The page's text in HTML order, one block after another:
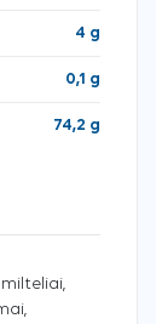
4 g
0,1 g
74,2 g